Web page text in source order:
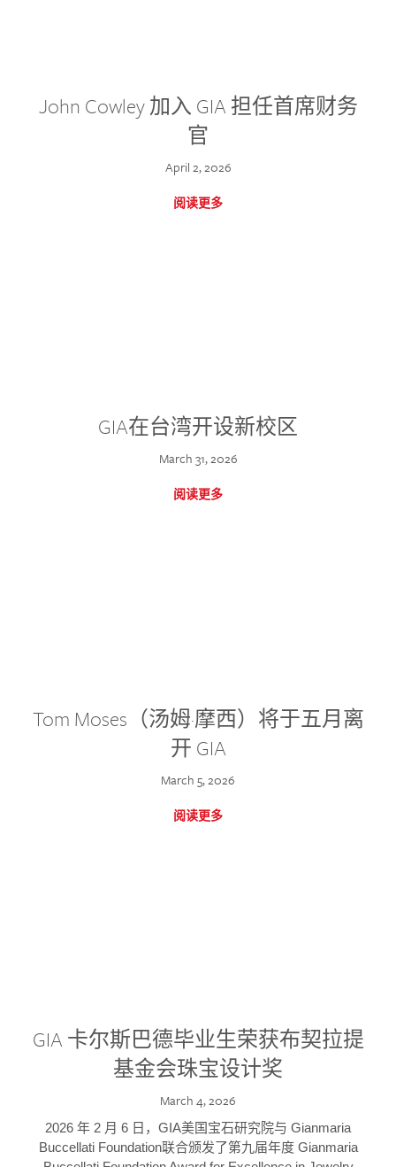
John Cowley 加入 GIA 担任首席财务
官
April 2, 2026
阅读更多
GIA在台湾开设新校区
March 31, 2026
阅读更多
Tom Moses（汤姆·摩西）将于五月离
开 GIA
March 5, 2026
阅读更多
GIA 卡尔斯巴德毕业生荣获布契拉提
基金会珠宝设计奖
March 4, 2026
2026 年 2 月 6 日，GIA美国宝石研究院与 Gianmaria
Buccellati Foundation联合颁发了第九届年度 Gianmaria